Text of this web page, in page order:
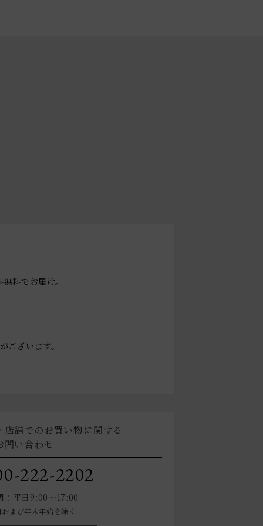
料でお届け。
ざいます。
舗でのお買い物に関する
問い合わせ
222-2202
：平日9:00～17:00
よび年末年始を除く